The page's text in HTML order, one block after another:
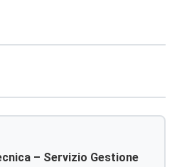
– Servizio Gestione